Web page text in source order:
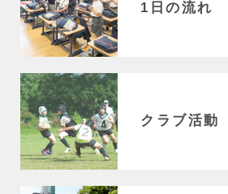
1日の流れ
クラブ活動